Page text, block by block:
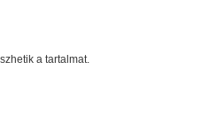
a tartalmat.